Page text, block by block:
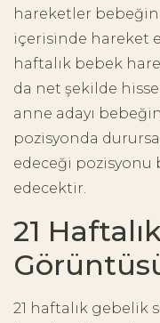
hareketler
içerisinde hareket
haftalık bebek
da net şekilde
anne adayı
pozisyonda
edeceği pozisyonu
edecektir.
21
21 haftalık gebelik